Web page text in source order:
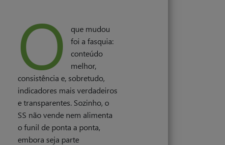
O
que mudou
foi a fasquia:
conteúdo
melhor,
consistência e, sobretudo,
indicadores mais verdadeiros
e transparentes. Sozinho, o
SS não vende nem alimenta
o funil de ponta a ponta,
embora seja parte